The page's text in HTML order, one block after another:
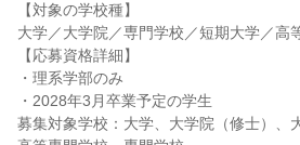
【対象の学校種】
大学／大学院／専門学校／短期大学／高
【応募資格詳細】
・理系学部のみ
・2028年3月卒業予定の学生
募集対象学校：大学、大学院（修士）、